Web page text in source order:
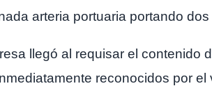
arteria portuaria portando
llegó al requisar el contenido
reconocidos por